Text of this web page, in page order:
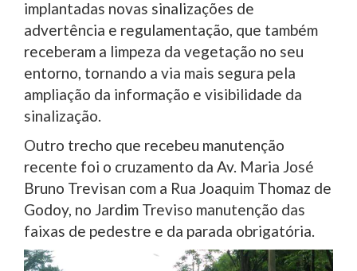
implantadas novas sinalizações de
advertência e regulamentação, que também
receberam a limpeza da vegetação no seu
entorno, tornando a via mais segura pela
ampliação da informação e visibilidade da
sinalização.
Outro trecho que recebeu manutenção
recente foi o cruzamento da Av. Maria José
Bruno Trevisan com a Rua Joaquim Thomaz de
Godoy, no Jardim Treviso manutenção das
faixas de pedestre e da parada obrigatória.